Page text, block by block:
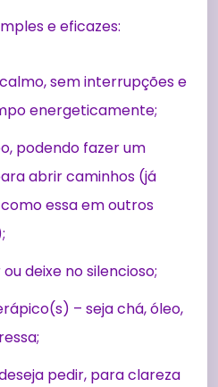
e eficazes:
sem interrupções e
energeticamente;
podendo fazer um
abrir caminhos (já
essa em outros
deixe no silencioso;
– seja chá, óleo,
pedir, para clareza